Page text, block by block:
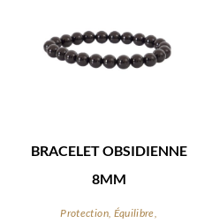
BRACELET OBSIDIENNE
8MM
Protection, Équilibre,